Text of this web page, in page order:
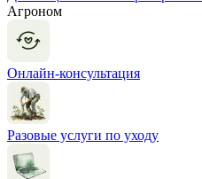
Агроном
Онлайн-консультация
Разовые услуги по уходу